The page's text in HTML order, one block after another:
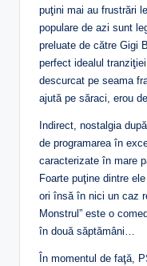
puţini mai au frustrări
populare de azi sunt
preluate de către Gigi
perfect idealul
descurcat pe seama
ajută pe săraci, erou
Indirect, nostalgia
de programarea în
caracterizate în mare
Foarte puţine dintre
ori însă în nici un caz
Monstrul” este o
în două săptămâni…
În momentul de faţă,